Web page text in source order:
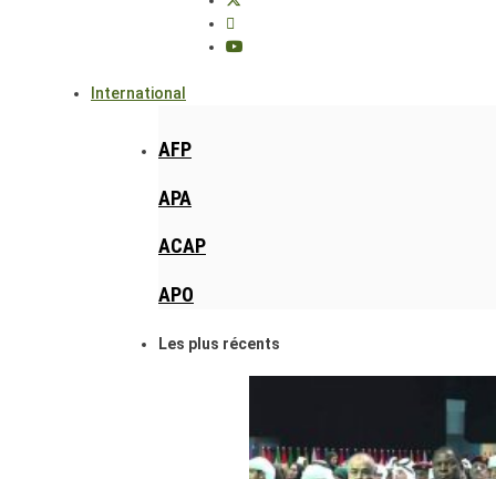
International
AFP
APA
ACAP
APO
Les plus récents